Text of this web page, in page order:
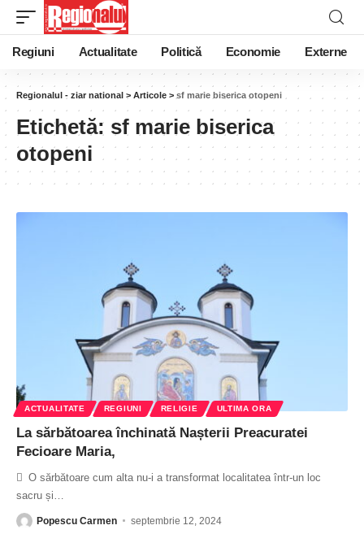
Regiuni Actualitate Politică Economie Externe
Regionalul - ziar national > Articole > sf marie biserica otopeni
Etichetă: sf marie biserica
otopeni
ACTUALITATE REGIUNI RELIGIE ULTIMA ORA
La sărbătoarea închinată Nașterii Preacuratei
Fecioare Maria,
 O sărbătoare cum alta nu-i a transformat localitatea într-un loc
sacru și
Popescu Carmen septembrie 12, 2024